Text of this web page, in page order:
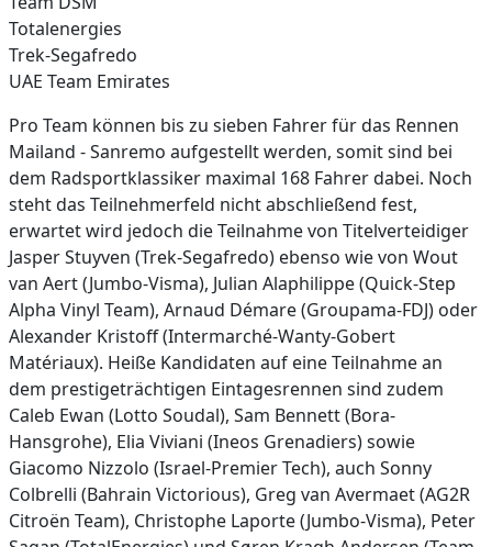
Totalenergies
Trek-Segafredo
UAE Team Emirates
Pro Team können bis zu sieben Fahrer für das Rennen
Mailand - Sanremo aufgestellt werden, somit sind bei
dem Radsportklassiker maximal 168 Fahrer dabei. Noch
steht das Teilnehmerfeld nicht abschließend fest,
erwartet wird jedoch die Teilnahme von Titelverteidiger
Jasper Stuyven (Trek-Segafredo) ebenso wie von Wout
van Aert (Jumbo-Visma), Julian Alaphilippe (Quick-Step
Alpha Vinyl Team), Arnaud Démare (Groupama-FDJ) oder
Alexander Kristoff (Intermarché-Wanty-Gobert
Matériaux). Heiße Kandidaten auf eine Teilnahme an
dem prestigeträchtigen Eintagesrennen sind zudem
Caleb Ewan (Lotto Soudal), Sam Bennett (Bora-
Hansgrohe), Elia Viviani (Ineos Grenadiers) sowie
Giacomo Nizzolo (Israel-Premier Tech), auch Sonny
Colbrelli (Bahrain Victorious), Greg van Avermaet (AG2R
Citroën Team), Christophe Laporte (Jumbo-Visma), Peter